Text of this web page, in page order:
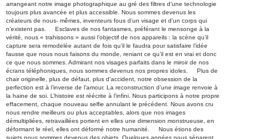
arrangeant notre image photographique au gré des filtres d’une technologie
toujours plus avancée et plus accessible. Nous sommes devenus les
créateurs de nous- mêmes, inventeurs fous d’un visage et d’un corps qui
n’existent pas. Esclaves de nos fantasmes, préférant le mensonge à la
vérité, nous « trahissons » aussi l’objectif de nos appareils : la scène qu’il
capture sera remodelée autant de fois qu’il le faudra pour satisfaire l’idée
fausse que nous nous faisons du monde, reniant ce qu’il est en vrai et donc
ce que nous sommes. Admirant nos visages parfaits dans le miroir de nos
écrans téléphoniques, nous sommes devenus nos propres idoles. Plus de
chair originelle, plus de défaut, plus d’accident, notre obsession de la
perfection est à l’inverse de l’amour. La reconstruction d’une image renvoie à
la haine de soi. L’histoire est réécrite à l’infini. Nous participons à notre propre
effacement, chaque nouveau selfie annulant le précédent. Nous avons cru
nous rendre meilleurs ou plus acceptables, alors que nos images
démultipliées, retravaillées portent en elles une dimension monstrueuse, en
déformant le réel, elles ont déformé notre humanité. Nous étions des
sujets nous sommes devenus des objets. Quelques années nous séparent